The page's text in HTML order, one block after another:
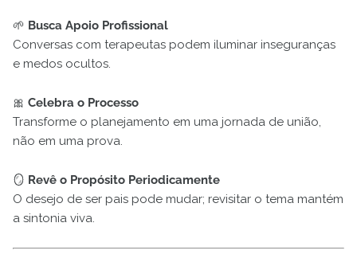
🌱 Busca Apoio Profissional
Conversas com terapeutas podem iluminar inseguranças
e medos ocultos.
🎀 Celebra o Processo
Transforme o planejamento em uma jornada de união,
não em uma prova.
🪞 Revê o Propósito Periodicamente
O desejo de ser pais pode mudar; revisitar o tema mantém
a sintonia viva.